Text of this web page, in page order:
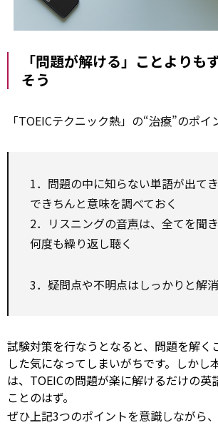
「問題が解ける」ことよりも
そう
「TOEICテクニック熱」の“治療”のポイ
1．問題の中に知らない単語が出て
できちんと意味を調べておく
2．リスニングの音声は、全てを聞
何度も繰り返し聴く
3．疑問点や不明点はしっかりと解
試験対策を行なうとなると、問題を解く
した気になってしまいがちです。しかし
は、TOEICの問題が楽に解けるだけの英
ことのはず。
ぜひ上記3つのポイントを意識しながら